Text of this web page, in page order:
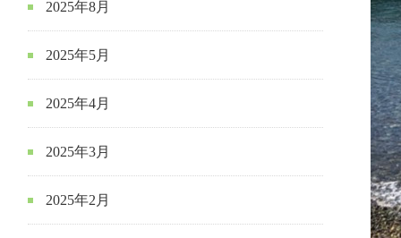
2025年8月
2025年5月
2025年4月
2025年3月
2025年2月